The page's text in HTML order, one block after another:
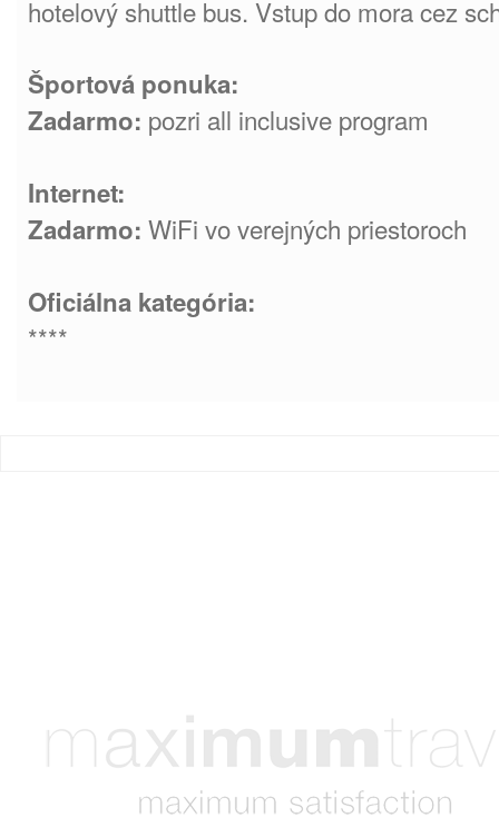
hotelový shuttle bus. Vstup do mora cez
Športová ponuka:
Zadarmo: pozri all inclusive program
Internet:
Zadarmo: WiFi vo verejných priestoroch
Oficiálna kategória:
****